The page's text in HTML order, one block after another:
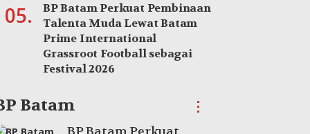
05.
BP Batam Perkuat Pembinaan
Talenta Muda Lewat Batam
Prime International
Grassroot Football sebagai
Festival 2026
Batam ⋮